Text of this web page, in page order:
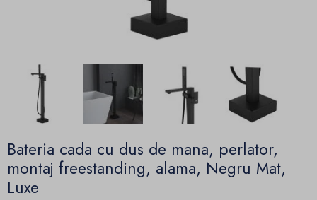
Bateria cada cu dus de mana, perlator,
montaj freestanding, alama, Negru Mat,
Luxe